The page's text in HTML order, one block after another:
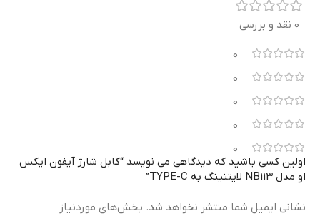
0 نقد و بررسی
0
0
0
0
0
اولین کسی باشید که دیدگاهی می نویسد “کابل شارژ آیفون ایکس
او مدل NB113 لایتنینگ به TYPE-C”
نشانی ایمیل شما منتشر نخواهد شد. بخش‌های موردنیاز